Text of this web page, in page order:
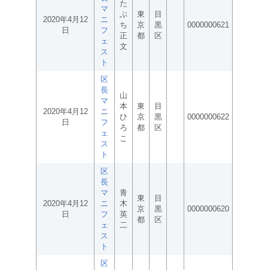
2020年4月12
日
マ
ニ
フ
ェ
ス
ト
た
ぶ
ち
正
文
東
京
都
目
黒
区
0000000621
2020年4月12
日
区
長
マ
ニ
フ
ェ
ス
ト
山
本
ひ
ろ
こ
東
京
都
目
黒
区
0000000622
2020年4月12
日
区
長
マ
ニ
フ
ェ
ス
ト
青
木
英
二
東
京
都
目
黒
区
0000000620
区